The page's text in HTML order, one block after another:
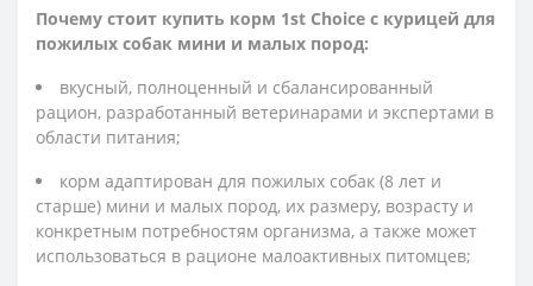
Почему стоит купить корм 1st Choice с курицей для
пожилых собак мини и малых пород:
вкусный, полноценный и сбалансированный
рацион, разработанный ветеринарами и экспертами в
области питания;
корм адаптирован для пожилых собак (8 лет и
старше) мини и малых пород, их размеру, возрасту и
конкретным потребностям организма, а также может
использоваться в рационе малоактивных питомцев;